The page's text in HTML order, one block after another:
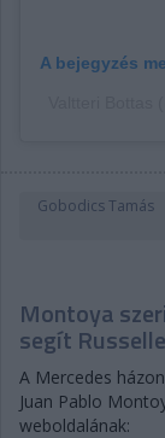
A bejegyzés
Gobodics Tamás
Montoya
segít
A Mercedes
Juan Pablo
weboldalának: